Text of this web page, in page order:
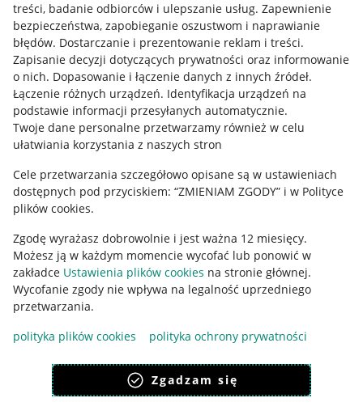
treści, badanie odbiorców i ulepszanie usług. Zapewnienie
bezpieczeństwa, zapobieganie oszustwom i naprawianie
błędów. Dostarczanie i prezentowanie reklam i treści.
Zapisanie decyzji dotyczących prywatności oraz informowanie
o nich. Dopasowanie i łączenie danych z innych źródeł.
Łączenie różnych urządzeń. Identyfikacja urządzeń na
podstawie informacji przesyłanych automatycznie.
Twoje dane personalne przetwarzamy również w celu
ułatwiania korzystania z naszych stron
Cele przetwarzania szczegółowo opisane są w ustawieniach
dostępnych pod przyciskiem: “ZMIENIAM ZGODY” i w Polityce
plików cookies.
Zgodę wyrażasz dobrowolnie i jest ważna 12 miesięcy.
Możesz ją w każdym momencie wycofać lub ponowić w
zakładce Ustawienia plików cookies na stronie głównej.
Wycofanie zgody nie wpływa na legalność uprzedniego
przetwarzania.
polityka plików cookies
polityka ochrony prywatności
Zgadzam się
Mapa miejscowości
Informacje prawne
Regulamin
Polityka plików "cookies"
Ustawienia plików "cookies"
Udostępnianie lokalizacji
Informacje dla Aktu o Usługach Cyfrowych
Pobierz aplikację